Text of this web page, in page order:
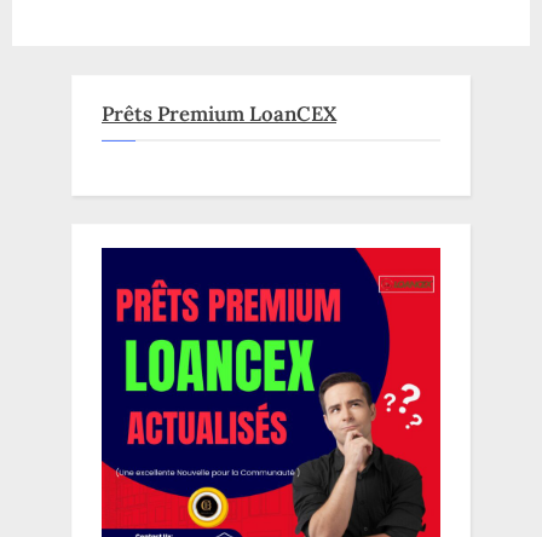
Prêts Premium LoanCEX